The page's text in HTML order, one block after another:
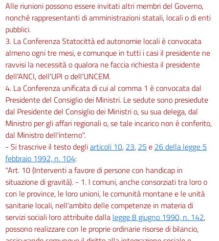
Alle riunioni possono essere invitati altri membri del Governo,
nonché rappresentanti di amministrazioni statali, locali o di enti
pubblici.
3. La Conferenza Statocittà ed autonomie locali è convocata
almeno ogni tre mesi, e comunque in tutti i casi il presidente ne
ravvisi la necessità o qualora ne faccia richiesta il presidente
dell'ANCI, dell'UPI o dell'UNCEM.
4. La Conferenza unificata di cui al comma 1 è convocata dal
Presidente del Consiglio dei Ministri. Le sedute sono presiedute
dal Presidente del Consiglio dei Ministri o, su sua delega, dal
Ministro per gli affari regionali o, se tale incarico non è conferito,
dal Ministro dell'interno".
- Si trascrive il testo degliarticoli 10, 23, 25 e 26 della legge 5
febbraio 1992, n. 104:
"Art. 10 (Interventi a favore di persone con handicap in
situazione di gravità). - 1. I comuni, anche consorziati tra loro o
con le province, le loro unioni, le comunità montane e le unità
sanitarie locali, nell'ambito delle competenze in materia di
servizi sociali loro attribuite dalla legge 8 giugno 1990, n. 142,
possono realizzare con le proprie ordinarie risorse di bilancio,